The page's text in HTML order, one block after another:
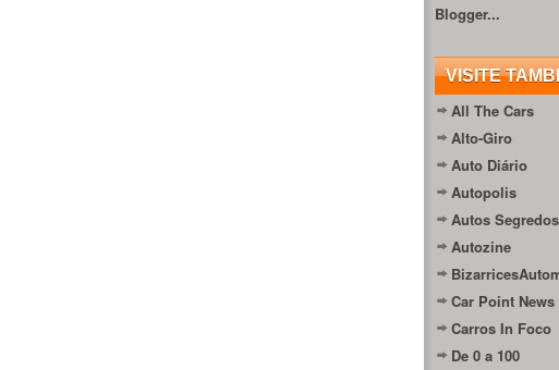
VISITE
All The Cars
Alto-Giro
Auto Diário
Autopolis
Autos Segredos
Autozine
Car Point News
Carros In Foco
De 0 a 100